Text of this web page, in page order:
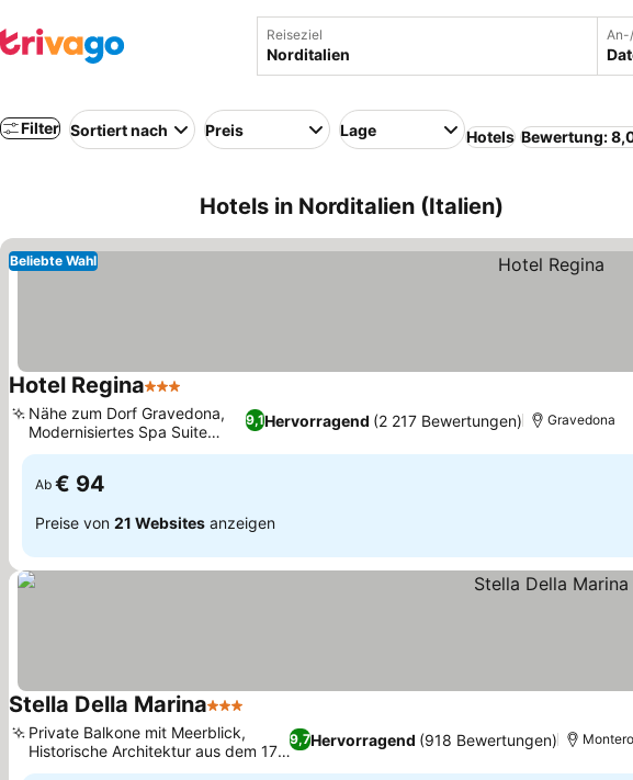
Reiseziel
Filter Sortiert nach Preis Lage Hotels Bewertung:
Hotels in Norditalien (Italien)
Beliebte Wahl
Hotel Regina3 Sterne
9,1Hervorragend (2 217 Bewertungen)
Nähe zum Dorf Gravedona,
Modernisiertes Spa Suite
Erlebnis
Gravedona
Ab € 94
Preise von 21 Websites anzeigen
Stella Della Marina3 Sterne
9,7Hervorragend (918 Bewertungen)
Private Balkone mit Meerblick,
Historische Architektur aus dem 17.
Jahrhundert